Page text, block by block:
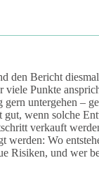
den Bericht
viele Punkte
untergehen –
gut, wenn solche
verkauft
werden: Wo
Risiken, und wer